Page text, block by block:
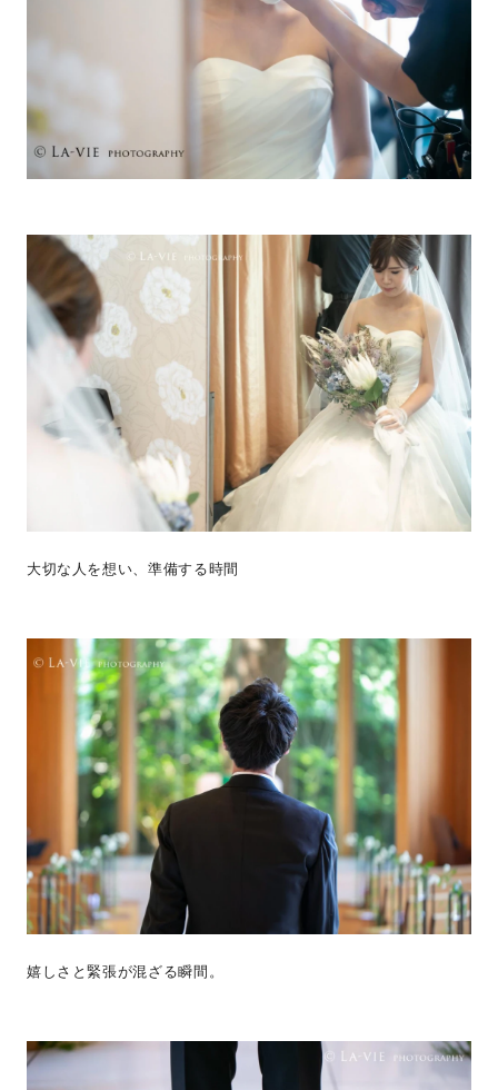
大切な人を想い、準備する時間
嬉しさと緊張が混ざる瞬間。